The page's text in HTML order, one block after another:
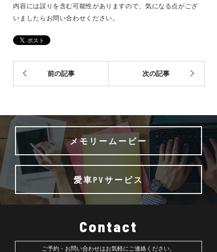
内容には誤りを含む可能性がありますので、気になる点がござ
いましたらお問い合わせください。
前の記事 次の記事
メモリームービー
愛車PVサービス
Contact
ご予約・お問い合わせはお気軽にご連絡ください。